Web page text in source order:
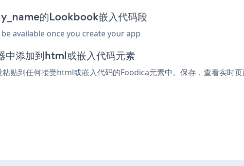
的Lookbook嵌入代码段
available once you create your app
添加到html或嵌入代码元素
贴到任何接受html或嵌入代码的Foodica元素中。保存，查看实时